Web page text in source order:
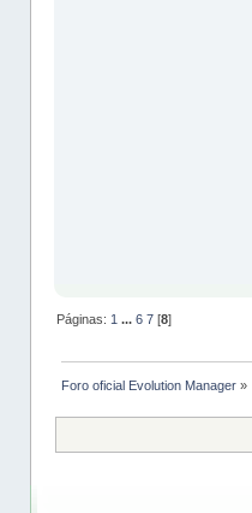
Páginas: 1 ... 6 7[8]
Foro oficial Evolution Manager»